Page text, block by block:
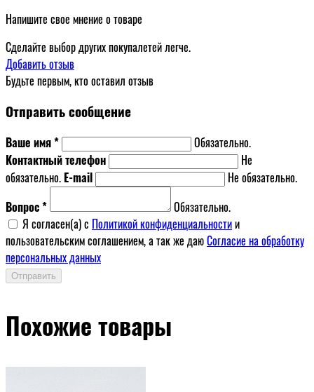
Напишите свое мнение о товаре
Сделайте выбор других покупалетей легче.
Добавить отзыв
Будьте первым, кто оставил отзыв
Отправить сообщение
Ваше имя *
Обязательно.
Контактный телефон
Не
обязательно. E-mail
Не обязательно.
Вопрос *
Обязательно.
Я согласен(a) с Политикой конфиденциальностии
пользовательским соглашением, а так же даюСогласие на обработку
персональных данных
Отправить
Похожие товары